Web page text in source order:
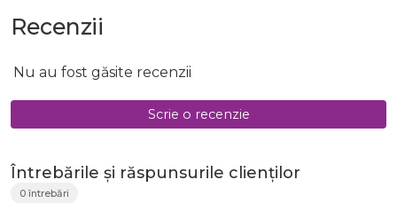
Recenzii
Nu au fost găsite recenzii
Scrie o recenzie
Întrebările și răspunsurile clienților
0 întrebări